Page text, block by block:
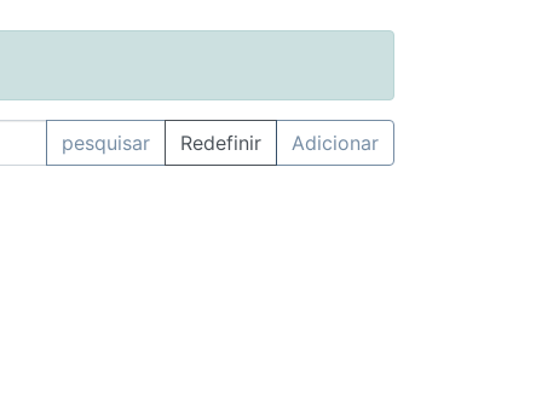
pesquisar Redefinir Adicionar